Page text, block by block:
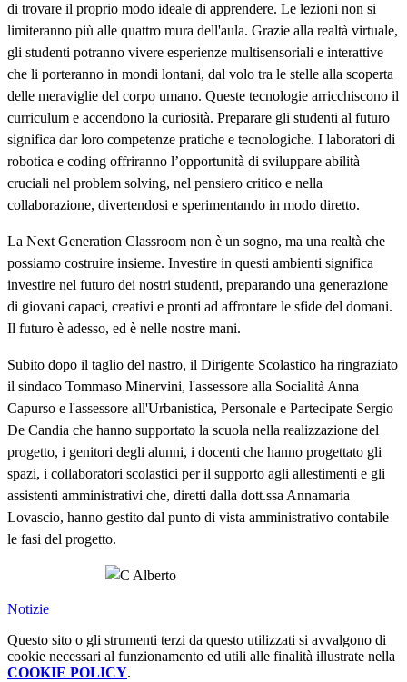
di trovare il proprio modo ideale di apprendere. Le lezioni non si
limiteranno più alle quattro mura dell'aula. Grazie alla realtà virtuale,
gli studenti potranno vivere esperienze multisensoriali e interattive
che li porteranno in mondi lontani, dal volo tra le stelle alla scoperta
delle meraviglie del corpo umano. Queste tecnologie arricchiscono il
curriculum e accendono la curiosità. Preparare gli studenti al futuro
significa dar loro competenze pratiche e tecnologiche. I laboratori di
robotica e coding offriranno l’opportunità di sviluppare abilità
cruciali nel problem solving, nel pensiero critico e nella
collaborazione, divertendosi e sperimentando in modo diretto.
La Next Generation Classroom non è un sogno, ma una realtà che
possiamo costruire insieme. Investire in questi ambienti significa
investire nel futuro dei nostri studenti, preparando una generazione
di giovani capaci, creativi e pronti ad affrontare le sfide del domani.
Il futuro è adesso, ed è nelle nostre mani.
Subito dopo il taglio del nastro, il Dirigente Scolastico ha ringraziato
il sindaco Tommaso Minervini, l'assessore alla Socialità Anna
Capurso e l'assessore all'Urbanistica, Personale e Partecipate Sergio
De Candia che hanno supportato la scuola nella realizzazione del
progetto, i genitori degli alunni, i docenti che hanno progettato gli
spazi, i collaboratori scolastici per il supporto agli allestimenti e gli
assistenti amministrativi che, diretti dalla dott.ssa Annamaria
Lovascio, hanno gestito dal punto di vista amministrativo contabile
le fasi del progetto.
Notizie
Questo sito o gli strumenti terzi da questo utilizzati si avvalgono di
cookie necessari al funzionamento ed utili alle finalità illustrate nella
COOKIE POLICY.